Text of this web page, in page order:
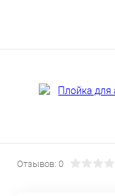
Отзывов: 0